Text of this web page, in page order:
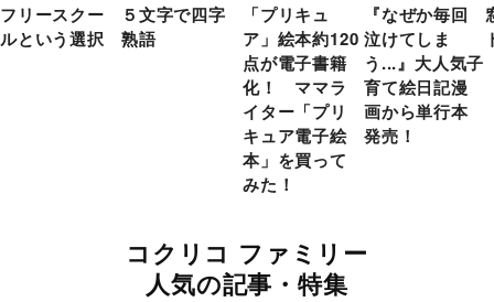
フリースクー
ルという選択
５文字で四字
熟語
「プリキュ
ア」絵本約120
点が電子書籍
化！ ママラ
イター「プリ
キュア電子絵
本」を買って
みた！
『なぜか毎回
泣けてしま
う...』大人気子
育て絵日記漫
画から単行本
発売！
コクリコ ファミリー
人気の記事・特集